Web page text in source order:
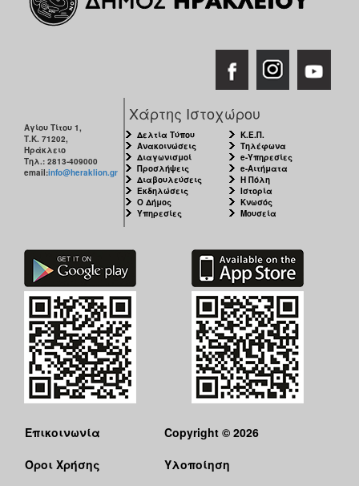
Αγίου Τίτου 1,
Τ.Κ. 71202,
Ηράκλειο
Τηλ.: 2813-409000
email:info@heraklion.gr
Χάρτης Ιστοχώρου
Δελτία Τύπου
Ανακοινώσεις
Διαγωνισμοί
Προσλήψεις
Διαβουλεύσεις
Εκδηλώσεις
Ο Δήμος
Υπηρεσίες
Κ.Ε.Π.
Τηλέφωνα
e-Υπηρεσίες
e-Αιτήματα
Η Πόλη
Ιστορία
Κνωσός
Μουσεία
Επικοινωνία
Όροι Χρήσης
Copyright © 2026
Υλοποίηση